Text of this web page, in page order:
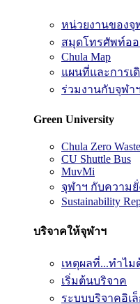
หน่วยงานของจุ
สมุดโทรศัพท์อ
Chula Map
แผนที่และการเ
ร่วมงานกับจุฬาฯ
Green University
Chula Zero Waste
CU Shuttle Bus
MuvMi
จุฬาฯ กับความ
Sustainability
บริจาคให้จุฬาฯ
เหตุผลที่...ทำไ
เริ่มต้นบริจาค
ระบบบริจาคอิเ